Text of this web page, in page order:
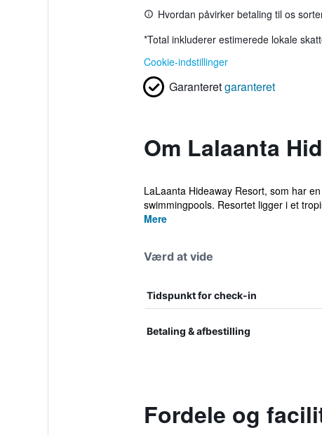
Hvordan påvirker betaling til os
*Total inkluderer estimerede lokale
Cookie-indstillinger
Garanteretgaranteret
Om Lalaanta
LaLaanta Hideaway Resort, som har
swimmingpools. Resortet ligger i et
Mere
Værd at vide
Tidspunkt for check-in
Betaling & afbestilling
Fordele og